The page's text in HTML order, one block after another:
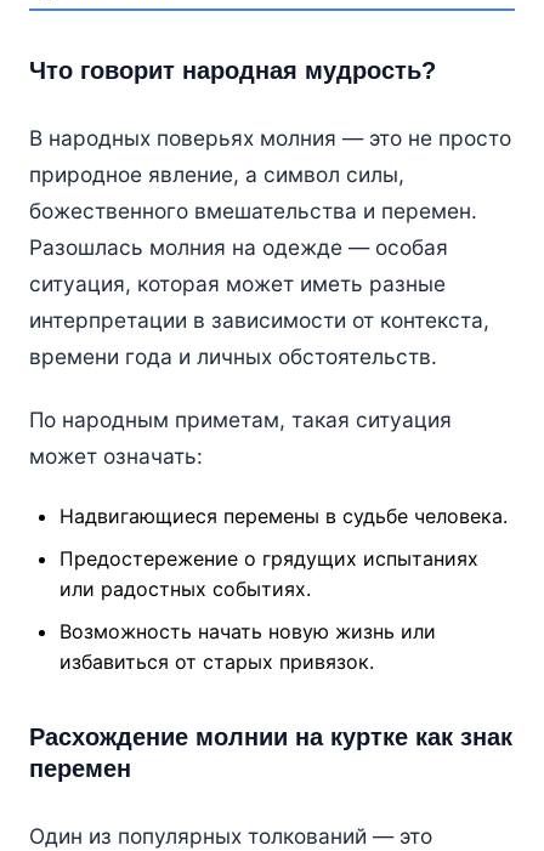
Что говорит народная мудрость?
В народных поверьях молния — это не просто
природное явление, а символ силы,
божественного вмешательства и перемен.
Разошлась молния на одежде — особая
ситуация, которая может иметь разные
интерпретации в зависимости от контекста,
времени года и личных обстоятельств.
По народным приметам, такая ситуация
может означать:
Надвигающиеся перемены в судьбе человека.
Предостережение о грядущих испытаниях
или радостных событиях.
Возможность начать новую жизнь или
избавиться от старых привязок.
Расхождение молнии на куртке как знак
перемен
Один из популярных толкований — это